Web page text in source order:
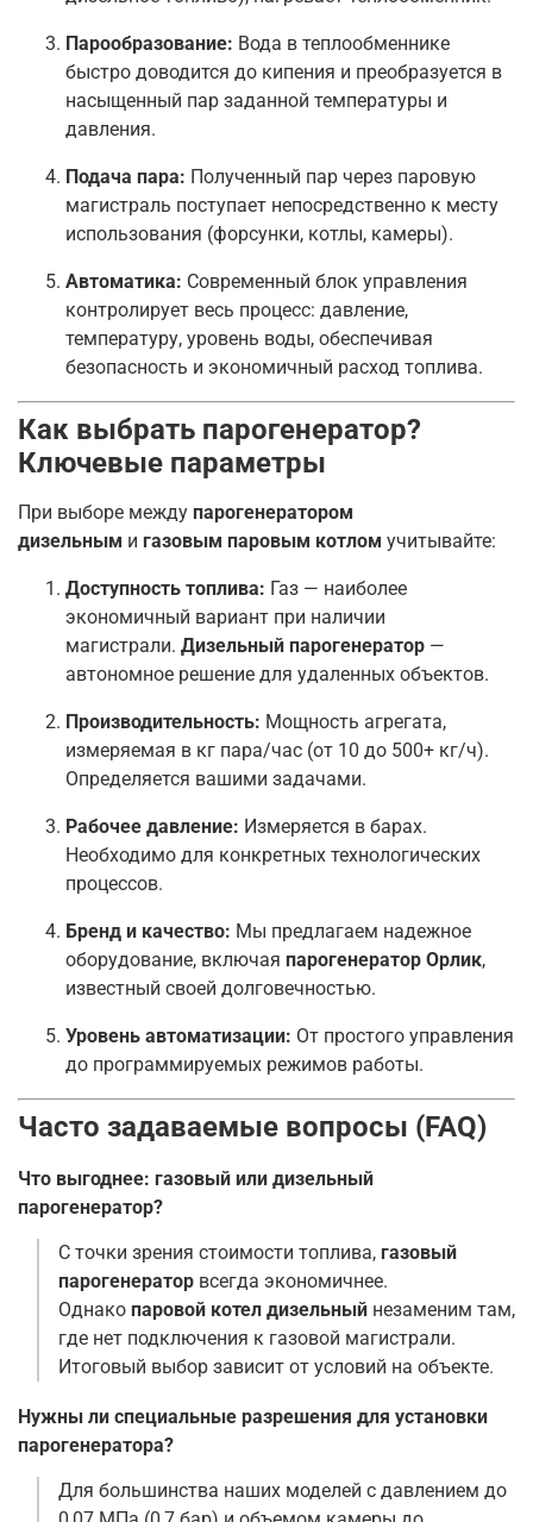
Парообразование: Вода в теплообменнике
быстро доводится до кипения и преобразуется в
насыщенный пар заданной температуры и
давления.
Подача пара: Полученный пар через паровую
магистраль поступает непосредственно к месту
использования (форсунки, котлы, камеры).
Автоматика: Современный блок управления
контролирует весь процесс: давление,
температуру, уровень воды, обеспечивая
безопасность и экономичный расход топлива.
Как выбрать парогенератор?
Ключевые параметры
При выборе между парогенератором
дизельным и газовым паровым котлом учитывайте:
Доступность топлива: Газ — наиболее
экономичный вариант при наличии
магистрали. Дизельный парогенератор —
автономное решение для удаленных объектов.
Производительность: Мощность агрегата,
измеряемая в кг пара/час (от 10 до 500+ кг/ч).
Определяется вашими задачами.
Рабочее давление: Измеряется в барах.
Необходимо для конкретных технологических
процессов.
Бренд и качество: Мы предлагаем надежное
оборудование, включая парогенератор Орлик,
известный своей долговечностью.
Уровень автоматизации: От простого управления
до программируемых режимов работы.
Часто задаваемые вопросы (FAQ)
Что выгоднее: газовый или дизельный
парогенератор?
С точки зрения стоимости топлива, газовый
парогенератор всегда экономичнее.
Однако паровой котел дизельный незаменим там,
где нет подключения к газовой магистрали.
Итоговый выбор зависит от условий на объекте.
Нужны ли специальные разрешения для установки
парогенератора?
Для большинства наших моделей с давлением до